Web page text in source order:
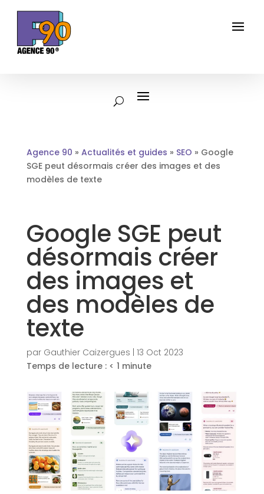
Agence 90 » Actualités et guides » SEO » Google
SGE peut désormais créer des images et des
modèles de texte
Google SGE peut
désormais créer
des images et
des modèles de
texte
par Gauthier Caizergues 13 Oct 2023
Temps de lecture : < 1 minute